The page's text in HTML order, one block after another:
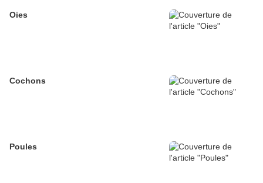
Oies
Cochons
Poules